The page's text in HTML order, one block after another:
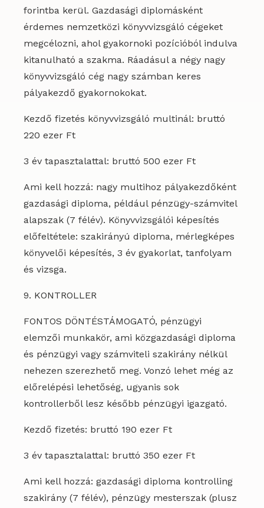
forintba kerül. Gazdasági diplomásként
érdemes nemzetközi könyvvizsgáló cégeket
megcélozni, ahol gyakornoki pozícióból indulva
kitanulható a szakma. Ráadásul a négy nagy
könyvvizsgáló cég nagy számban keres
pályakezdő gyakornokokat.
Kezdő fizetés könyvvizsgáló multinál: bruttó
220 ezer Ft
3 év tapasztalattal: bruttó 500 ezer Ft
Ami kell hozzá: nagy multihoz pályakezdőként
gazdasági diploma, például pénzügy-számvitel
alapszak (7 félév). Könyvvizsgálói képesítés
előfeltétele: szakirányú diploma, mérlegképes
könyvelői képesítés, 3 év gyakorlat, tanfolyam
és vizsga.
9. KONTROLLER
FONTOS DÖNTÉSTÁMOGATÓ, pénzügyi
elemzői munkakör, ami közgazdasági diploma
és pénzügyi vagy számviteli szakirány nélkül
nehezen szerezhető meg. Vonzó lehet még az
előrelépési lehetőség, ugyanis sok
kontrollerből lesz később pénzügyi igazgató.
Kezdő fizetés: bruttó 190 ezer Ft
3 év tapasztalattal: bruttó 350 ezer Ft
Ami kell hozzá: gazdasági diploma kontrolling
szakirány (7 félév), pénzügy mesterszak (plusz